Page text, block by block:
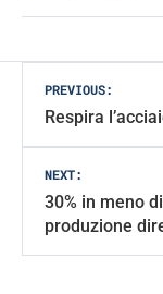
Post
navigation
PREVIOUS:
Respira
NEXT:
30% in meno
produzione